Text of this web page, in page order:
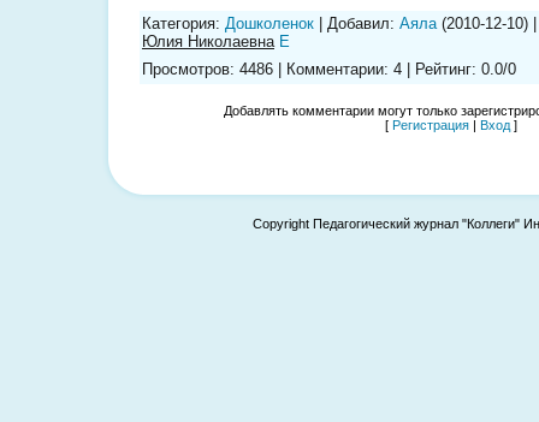
Категория: Дошколенок Добавил: Аяла (2010-12-10)
Юлия Николаевна E
Просмотров: 4486 Комментарии: 4 Рейтинг: 0.0/0
Добавлять комментарии могут только
[ Регистрация | Вход ]
Copyright Педагогический журнал "Коллеги"